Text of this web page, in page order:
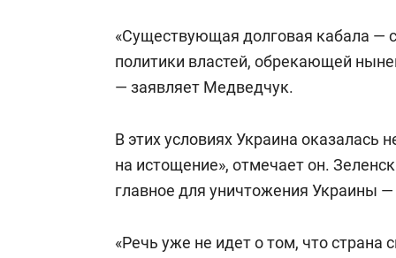
«Существующая долговая кабала —
политики властей, обрекающей
— заявляет Медведчук.
В этих условиях Украина оказалась
на истощение», отмечает он.
главное для уничтожения Украины
«Речь уже не идет о том, что страна